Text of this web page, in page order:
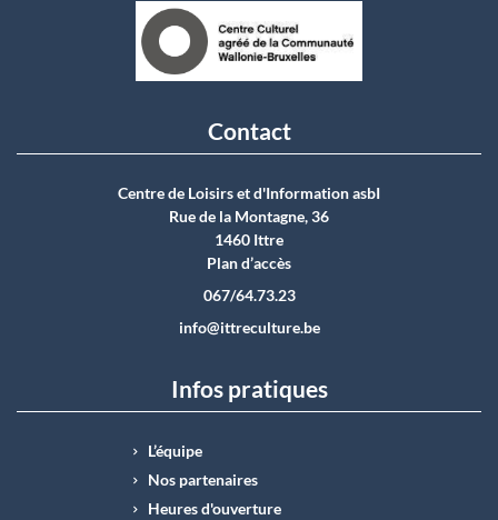
Contact
Centre de Loisirs et d'Information asbI
Rue de la Montagne, 36
1460 Ittre
Plan d’accès
067/64.73.23
info@ittreculture.be
Infos pratiques
L’équipe
Nos partenaires
Heures d'ouverture